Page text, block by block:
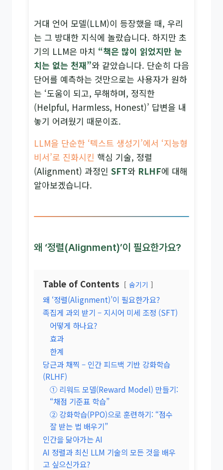
거대 언어 모델(LLM)이 등장했을 때, 우리
는 그 방대한 지식에 놀랐습니다. 하지만 초
기의 LLM은 마치 “책은 많이 읽었지만 눈
치는 없는 천재”와 같았습니다. 단순히 다음
단어를 예측하는 것만으로는 사용자가 원하
는 ‘도움이 되고, 무해하며, 정직한
(Helpful, Harmless, Honest)’ 답변을 내
놓기 어려웠기 때문이죠.
LLM을 단순한 ‘텍스트 생성기’에서 ‘지능형
비서’로 진화시킨 핵심 기술, 정렬
(Alignment) 과정인 SFT와 RLHF에 대해
알아보겠습니다.
왜 ‘정렬(Alignment)’이 필요한가요?
Table of Contents 숨기기
왜 ‘정렬(Alignment)’이 필요한가요?
족집게 과외 받기 – 지시어 미세 조정 (SFT)
어떻게 하나요?
효과
한계
당근과 채찍 – 인간 피드백 기반 강화학습
(RLHF)
① 리워드 모델(Reward Model) 만들기:
“채점 기준표 학습”
② 강화학습(PPO)으로 훈련하기: “점수
잘 받는 법 배우기”
인간을 닮아가는 AI
AI 정렬과 최신 LLM 기술의 모든 것을 배우
고 싶으신가요?